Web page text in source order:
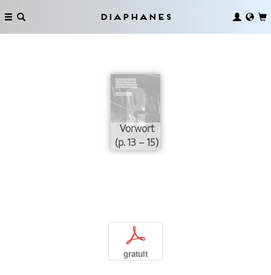
Diaphanes
Vorwort
(p. 13 – 15)
p
gratuit